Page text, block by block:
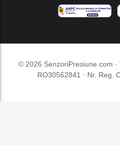
© 2026 SenzoriPresiune.com ·
RO30562841 · Nr. Reg.